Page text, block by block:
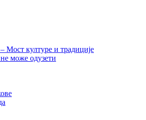
Мост културе и традиције
може одузети